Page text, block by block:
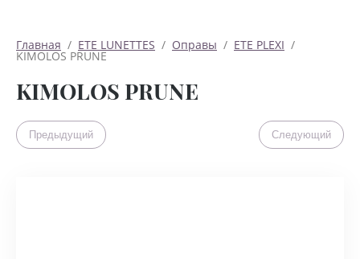
Главная
  /
ETE LUNETTES
  /
Оправы
  /
ETE PLEXI
  /
KIMOLOS PRUNE
KIMOLOS PRUNE
Предыдущий Следующий